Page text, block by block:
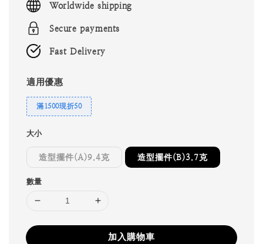
Worldwide shipping
Secure payments
Fast Delivery
適用優惠
滿1500現折50
大小
造型擺件(A)9.4克 造型擺件(B)3.7克
數量
加入購物車